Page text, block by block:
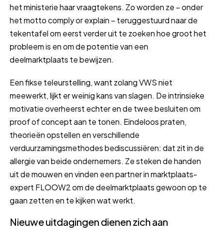
het ministerie haar vraagtekens. Zo worden ze – onder
het motto comply or explain – teruggestuurd naar de
tekentafel om eerst verder uit te zoeken hoe groot het
probleem is en om de potentie van een
deelmarktplaats te bewijzen.
Een fikse teleurstelling, want zolang VWS niet
meewerkt, lijkt er weinig kans van slagen. De intrinsieke
motivatie overheerst echter en de twee besluiten om
proof of concept aan te tonen. Eindeloos praten,
theorieën opstellen en verschillende
verduurzamingsmethodes bediscussiëren: dat zit in de
allergie van beide ondernemers. Ze steken de handen
uit de mouwen en vinden een partner in marktplaats-
expert FLOOW2 om de deelmarktplaats gewoon op te
gaan zetten en te kijken wat werkt.
Nieuwe uitdagingen dienen zich aan